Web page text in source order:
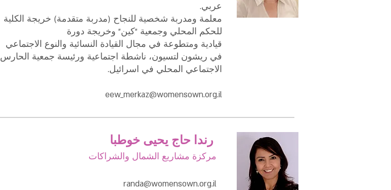
عربي.
معلمة ومدربة شخصية للنجاح (مدربة متقدمة) خريجة الكلية
للحكم المحلي وجمعية "كين" وخريجة دورة
قيادية ومتطوعة في مجال القيادة النسائية والنوع الاجتماعي
في ريشون لتسيون، ناشطة اجتماعية ورئيسة جمعية الحارس
الاجتماعي المحلي في اسرائيل.
eew_merkaz@womensown.org.il
مركزة مشاريع الشمال والشراكات
randa@womensown.org.il